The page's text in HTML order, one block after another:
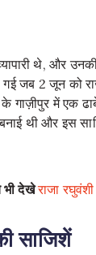
थे, और
जब 2 जून को
गाज़ीपुर में एक
बनाई थी और इस
भी देखे राजा
साजिशें